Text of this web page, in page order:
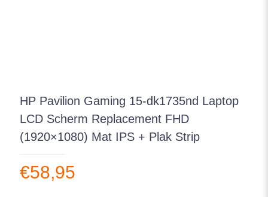
HP Pavilion Gaming 15-dk1735nd Laptop
LCD Scherm Replacement FHD
(1920×1080) Mat IPS + Plak Strip
€58,95